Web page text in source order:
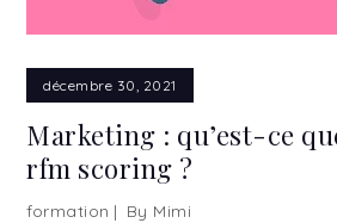
décembre 30, 2021
Marketing : qu’est-ce
rfm scoring ?
formation By Mimi